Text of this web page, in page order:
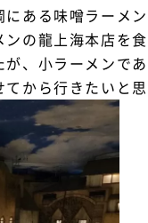
ある味噌ラーメ
の龍上海本店を
、小ラーメンで
から行きたいと思